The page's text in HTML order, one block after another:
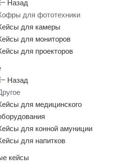
Назад
для фототехники
для камеры
для мониторов
для проекторов
Назад
для медицинского
для конной амуниции
для напитков
кейсы